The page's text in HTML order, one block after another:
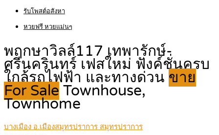
รับโพสต์อสังหา
หวยฟรี หวยแม่นๆ
พฤกษาวิลล์117 เทพารักษ์-
ศรีนครินทร์ เฟสใหม่ ฟังค์ชั่นครบ
ใกล้รถไฟฟ้า และทางด่วน ขาย
For Sale Townhouse,
Townhome
บางเมือง อ.เมืองสมุทรปราการ สมุทรปราการ